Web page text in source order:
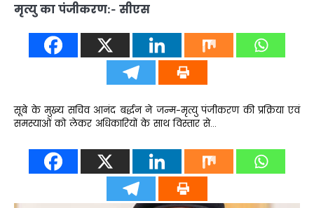
मृत्यु का पंजीकरण:- सीएस
सूबे के मुख्य सचिव आनंद बर्द्धन ने जन्म-मृत्यु पंजीकरण की प्रक्रिया एवं
समस्याओं को लेकर अधिकारियों के साथ विस्तार से…